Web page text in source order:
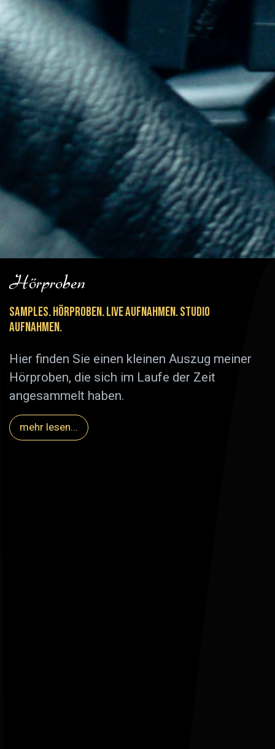
Hörproben
SAMPLES. HÖRPROBEN. LIVE AUFNAHMEN. STUDIO
AUFNAHMEN.
Hier finden Sie einen kleinen Auszug meiner
Hörproben, die sich im Laufe der Zeit
angesammelt haben.
mehr lesen...